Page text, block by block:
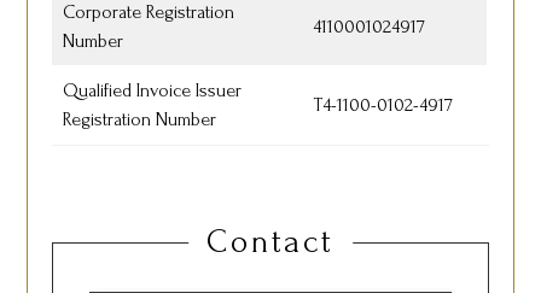
Corporate Registration
Number
4110001024917
Qualified Invoice Issuer
Registration Number
T4-1100-0102-4917
Contact